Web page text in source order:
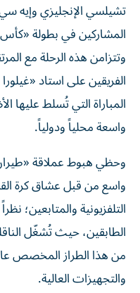
تشيلسي الإنجليزي وإيه
وتتزامن هذه الرحلة مع
الفريقين على استاد
المباراة التي تُسلط
واسعة محلياً ودولياً.
وحظي هبوط عملاقة
واسع من قبل عشاق كرة
التلفزيونية والمتابعين؛
الطابقين، حيث تُشغّل
من هذا الطراز المخصص
والتجهيزات العالية.